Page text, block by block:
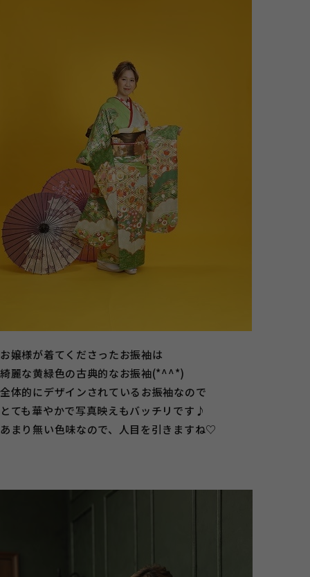
お嬢様が着てくださったお振袖は
綺麗な黄緑色の古典的なお振袖(*^^*)
全体的にデザインされているお振袖なので
とても華やかで写真映えもバッチリです♪
あまり無い色味なので、人目を引きますね♡